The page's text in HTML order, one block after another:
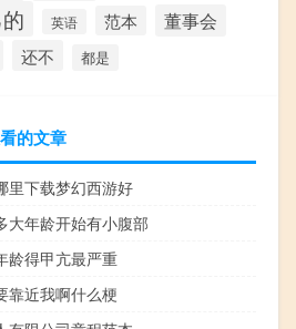
英语 范本 董事会
还不 都是
的文章
里下载梦幻西游好
大年龄开始有小腹部
龄得甲亢最严重
靠近我啊什么梗